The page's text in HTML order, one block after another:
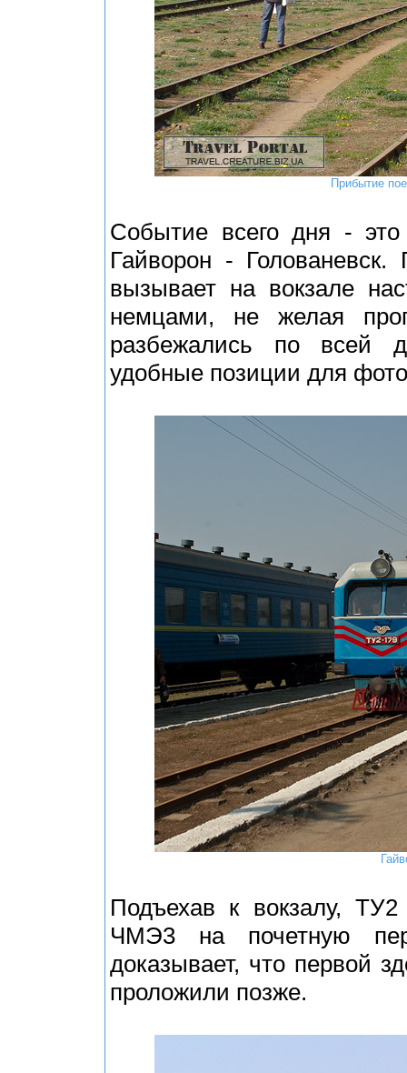
Прибытие
Событие всего дня - это
Гайворон -
вызывает на вокзале
немцами, не желая
разбежались по всей
удобные позиции для
Подъехав к вокзалу,
ЧМЭ3 на почетную
доказывает, что первой
проложили позже.